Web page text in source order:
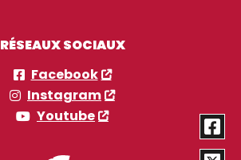
RÉSEAUX SOCIAUX
Facebook
Instagram
Youtube